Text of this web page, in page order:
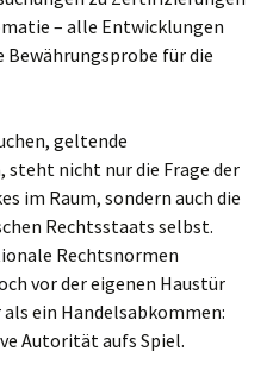
– alle Entwicklungen
Bewährungsprobe für die
geltende
steht nicht nur die Frage der
im Raum, sondern auch die
Rechtsstaats selbst.
Rechtsnormen
vor der eigenen Haustür
ein Handelsabkommen:
Autorität aufs Spiel.